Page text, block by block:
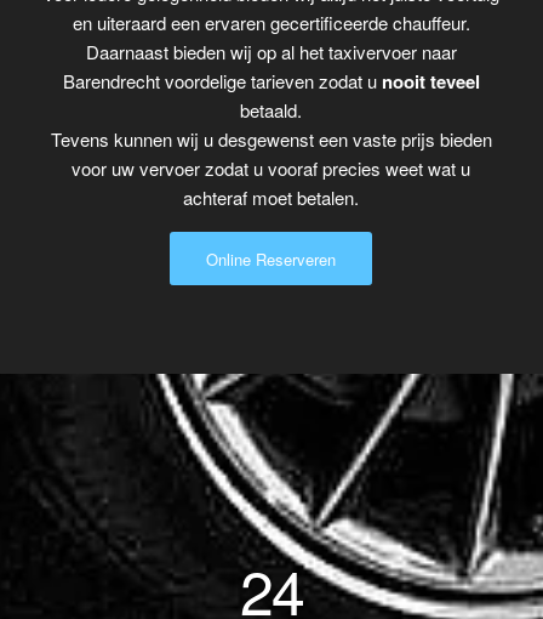
en uiteraard een ervaren gecertificeerde chauffeur.
Daarnaast bieden wij op al het taxivervoer naar
Barendrecht voordelige tarieven zodat u nooit teveel
betaald.
Tevens kunnen wij u desgewenst een vaste prijs bieden
voor uw vervoer zodat u vooraf precies weet wat u
achteraf moet betalen.
Online Reserveren
24